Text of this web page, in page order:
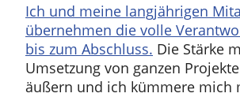
Ich und meine langjährigen
übernehmen die volle
bis zum Abschluss. Die Stärke
Umsetzung von ganzen
äußern und ich kümmere mich